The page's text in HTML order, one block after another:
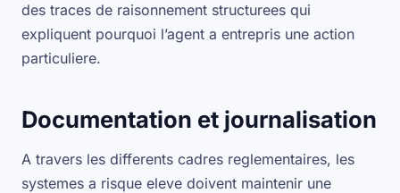
des traces de raisonnement structurees qui
expliquent pourquoi l’agent a entrepris une action
particuliere.
Documentation et journalisation
A travers les differents cadres reglementaires, les
systemes a risque eleve doivent maintenir une